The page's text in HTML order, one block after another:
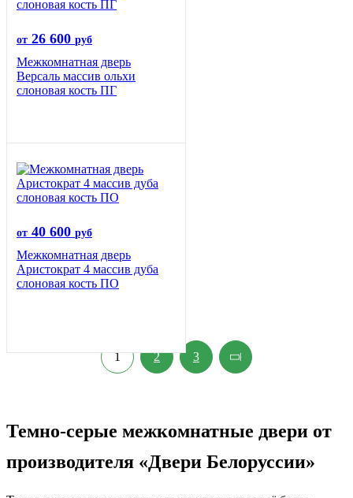
от 26 600 руб
Межкомнатная дверь
Версаль массив ольхи
слоновая кость ПГ
от 40 600 руб
Межкомнатная дверь
Аристократ 4 массив дуба
слоновая кость ПО
1 2 3
Темно-серые межкомнатные двери от
производителя «Двери Белоруссии»